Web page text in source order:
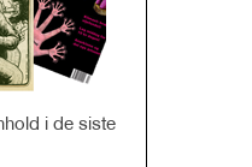
i de siste